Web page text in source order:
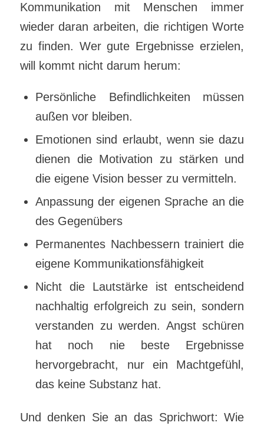
Kommunikation mit Menschen immer
wieder daran arbeiten, die richtigen Worte
zu finden. Wer gute Ergebnisse erzielen,
will kommt nicht darum herum:
Persönliche Befindlichkeiten müssen
außen vor bleiben.
Emotionen sind erlaubt, wenn sie dazu
dienen die Motivation zu stärken und
die eigene Vision besser zu vermitteln.
Anpassung der eigenen Sprache an die
des Gegenübers
Permanentes Nachbessern trainiert die
eigene Kommunikationsfähigkeit
Nicht die Lautstärke ist entscheidend
nachhaltig erfolgreich zu sein, sondern
verstanden zu werden. Angst schüren
hat noch nie beste Ergebnisse
hervorgebracht, nur ein Machtgefühl,
das keine Substanz hat.
Und denken Sie an das Sprichwort: Wie